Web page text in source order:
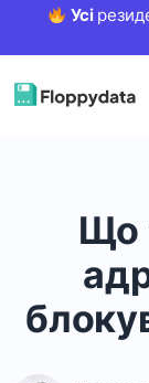
Усі
Що